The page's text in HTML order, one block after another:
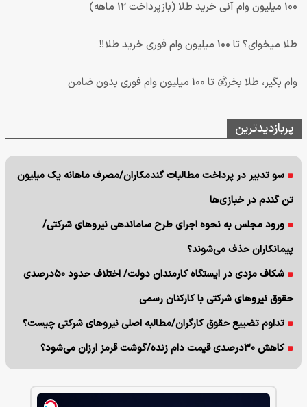
100 میلیون وام آنی خرید طلا (بازپرداخت 12 ماهه)
طلا میخوای؟ تا 100 میلیون وام فوری خرید طلا‼️
وام بگیر، طلا بخر💰 تا 100 میلیون وام فوری بدون ضامن
پربازدیدترین
سو تدبیر در پرداخت مطالبات گندمکاران/مصرف ماهانه یک میلیون
تن گندم در خبازی‌ها
ورود مجلس به نحوه اجرای طرح ساماندهی نیروهای شرکتی/
پیمانکاران حذف می‌شوند؟
شکاف مزدی در ایستگاه کارمندان دولت/ اختلاف حدود ۵۰درصدی
حقوق نیروهای شرکتی با کارکنان رسمی
تداوم تضییع حقوق کارگران/مطالبه اصلی نیروهای شرکتی چیست؟
کاهش ۳۰درصدی قیمت دام زنده/گوشت قرمز ارزان می‌شود؟